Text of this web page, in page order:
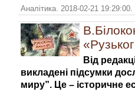
Аналітика. 2018-02-21
Від
викладені підсумки
миру”. Це – історичне